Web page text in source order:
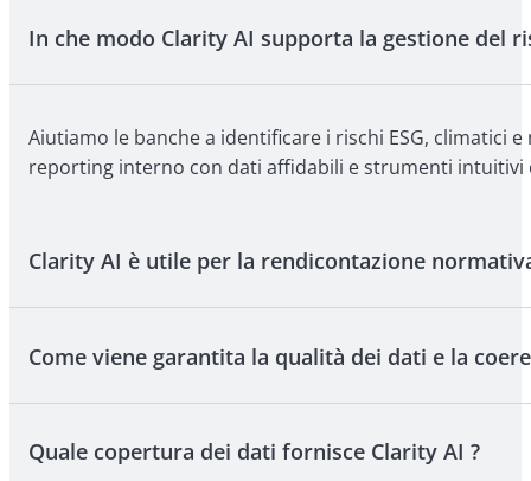
In che modo Clarity AI supporta la gestione del
Aiutiamo le banche a identificare i rischi ESG,
reporting interno con dati affidabili e strumenti
Clarity AI è utile per la rendicontazione
Assolutamente sì. La nostra piattaforma semplifica la
Come viene garantita la qualità dei dati e la
Tutti i dati vengono standardizzati, convalidati e
Quale copertura dei dati fornisce Clarity AI ?